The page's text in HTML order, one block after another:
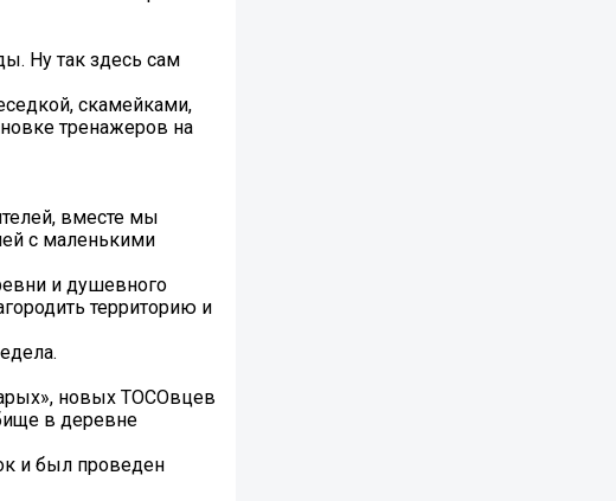
Ну так здесь сам
скамейками,
тренажеров на
вместе мы
с маленькими
и душевного
территорию и
новых ТОСОвцев
в деревне
и был проведен